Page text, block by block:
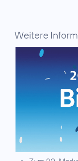
Weitere